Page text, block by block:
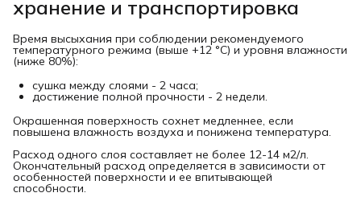
хранение и транспортировка
Время высыхания при соблюдении рекомендуемого
температурного режима (выше +12 °С) и уровня влажности
(ниже 80%):
сушка между слоями - 2 часа;
достижение полной прочности - 2 недели.
Окрашенная поверхность сохнет медленнее, если
повышена влажность воздуха и понижена температура.
Расход одного слоя составляет не более 12-14 м2/л.
Окончательный расход определяется в зависимости от
особенностей поверхности и ее впитывающей
способности.